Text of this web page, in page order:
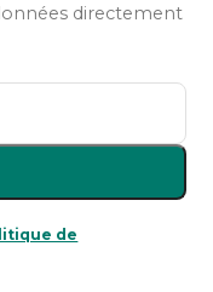
directement
de